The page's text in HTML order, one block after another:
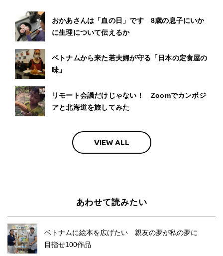
おかあさんは「血の日」です 8歳の息子にいか
に生理について伝えるか
ベトナムから来た若夫婦が守る「日本の定食屋の
味」
リモート会議だけじゃない！ Zoomでカンボジ
アと北海道を旅してみた
VIEW ALL
あわせて読みたい
ベトナムに絵本を広げたい 親友の夢が私の夢に
目指せ100作品